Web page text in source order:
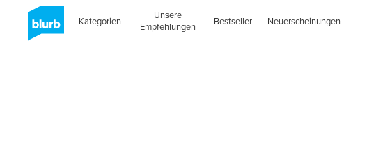
Kategorien
Unsere
Empfehlungen
Bestseller Neuerscheinungen